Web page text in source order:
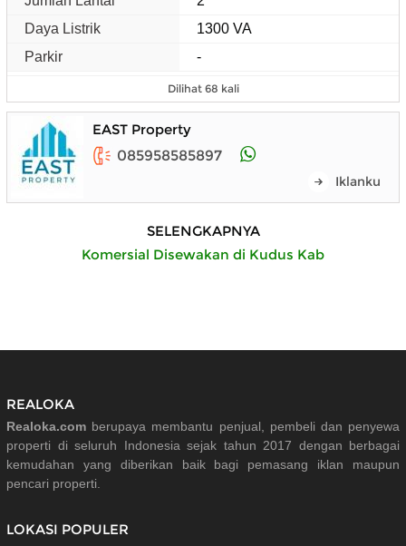
Daya Listrik
1300 VA
Parkir
-
Dilihat 68 kali
EAST Property
085958585897
Iklanku
SELENGKAPNYA
Komersial Disewakan di Kudus Kab
REALOKA
Realoka.com berupaya membantu penjual, pembeli dan penyewa
properti di seluruh Indonesia sejak tahun 2017 dengan berbagai
kemudahan yang diberikan baik bagi pemasang iklan maupun
pencari properti.
LOKASI POPULER